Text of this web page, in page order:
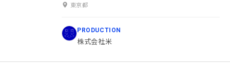
東京都
PRODUCTION
株式会社米